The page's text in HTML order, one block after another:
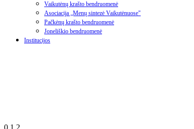
Vaikutėnų krašto bendruomenė
Asociacija „Menų sintezė Vaikutėnuose"
Pačkėnų krašto bendruomenė
Joneliškio bendruomenė
Institucijos